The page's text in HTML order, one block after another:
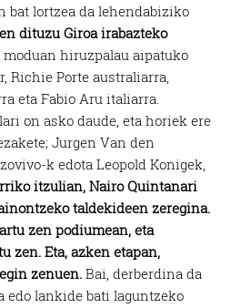
bat lortzea da lehendabiziko
dituzu Giroa irabazteko
moduan hiruzpalau aipatuko
Richie Porte australiarra,
eta Fabio Aru italiarra.
on asko daude, eta horiek ere
Jurgen Van den
k edota Leopold Konigek,
itzulian, Nairo Quintanari
taldekideen zeregina.
zen podiumean, eta
zen. Eta, azken etapan,
zenuen.Bai, derberdina da
edo lankide bati laguntzeko